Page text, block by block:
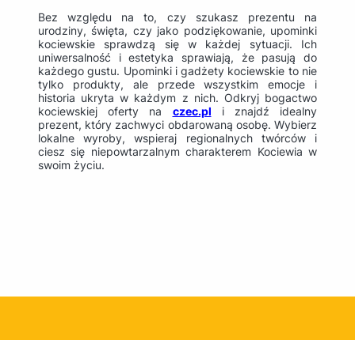
Bez względu na to, czy szukasz prezentu na
urodziny, święta, czy jako podziękowanie, upominki
kociewskie sprawdzą się w każdej sytuacji. Ich
uniwersalność i estetyka sprawiają, że pasują do
każdego gustu. Upominki i gadżety kociewskie to nie
tylko produkty, ale przede wszystkim emocje i
historia ukryta w każdym z nich. Odkryj bogactwo
kociewskiej oferty na czec.pl i znajdź idealny
prezent, który zachwyci obdarowaną osobę. Wybierz
lokalne wyroby, wspieraj regionalnych twórców i
ciesz się niepowtarzalnym charakterem Kociewia w
swoim życiu.